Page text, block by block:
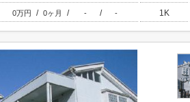
0万円 / 0ヶ月 / - / - 1K